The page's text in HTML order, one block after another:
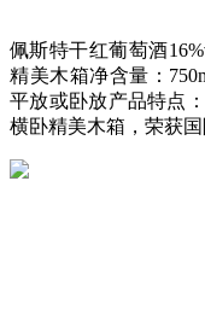
佩斯特干红葡萄酒
精美木箱净含量：
平放或卧放产品特点
横卧精美木箱，荣获国